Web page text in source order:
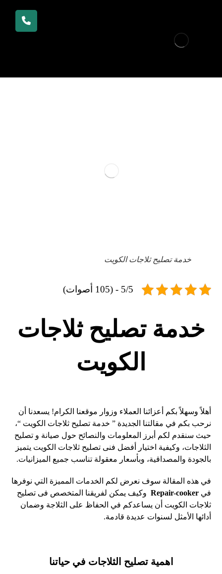
خدمة تصليح ثلاجات الكويت
5/5 - (105 أصوات)
خدمة تصليح ثلاجات
الكويت
أهلاً وسهلاً بكم أعزائنا العملاء وزوار موقعنا الكرام! يسعدنا أن
نرحب بكم في مقالتنا الجديدة ” خدمة تصليح ثلاجات الكويت “،
حيث سنقدم لكم أبرز المعلومات والنصائح حول صيانة و تصليح
الثلاجات، وكيفية اختيار أفضل فنى تصليح ثلاجات الكويت يتميز
بالجودة والمصداقية، وبأسعار معقولة تناسب جميع الميزانيات.
في هذه المقالة سوف نعرض لكم الخدمات المميزة التي نوفرها
فيRepair-cooker وكيف يمكن لفريقنا المتخصص فى تصليح
ثلاجات الكويت أن يساعدكم في الحفاظ على الثلاجة وضمان
أدائها الأمثل لسنوات عديدة قادمة.
اهمية تصليح الثلاجات في حياتنا